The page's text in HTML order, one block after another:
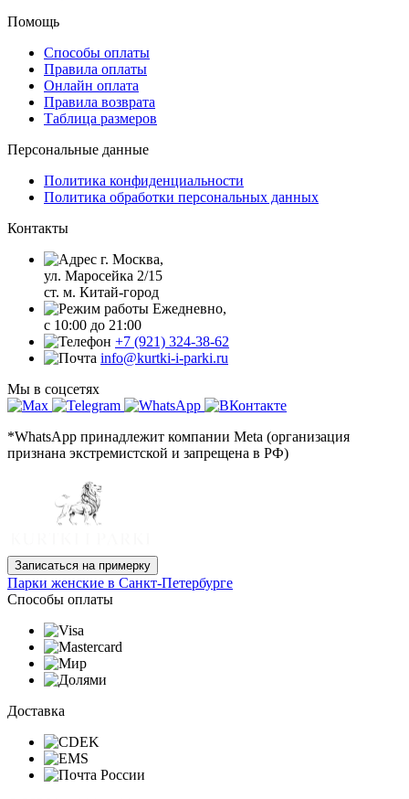
Помощь
Способы оплаты
Правила оплаты
Онлайн оплата
Правила возврата
Таблица размеров
Персональные данные
Политика конфиденциальности
Политика обработки персональных данных
Контакты
г. Москва,
ул. Маросейка 2/15
ст. м. Китай-город
Ежедневно,
с 10:00 до 21:00
+7 (921) 324-38-62
info@kurtki-i-parki.ru
Мы в соцсетях
*WhatsApp принадлежит компании Meta (организация
признана экстремистской и запрещена в РФ)
Записаться на примерку
Парки женские в Санкт-Петербурге
Способы оплаты
Доставка